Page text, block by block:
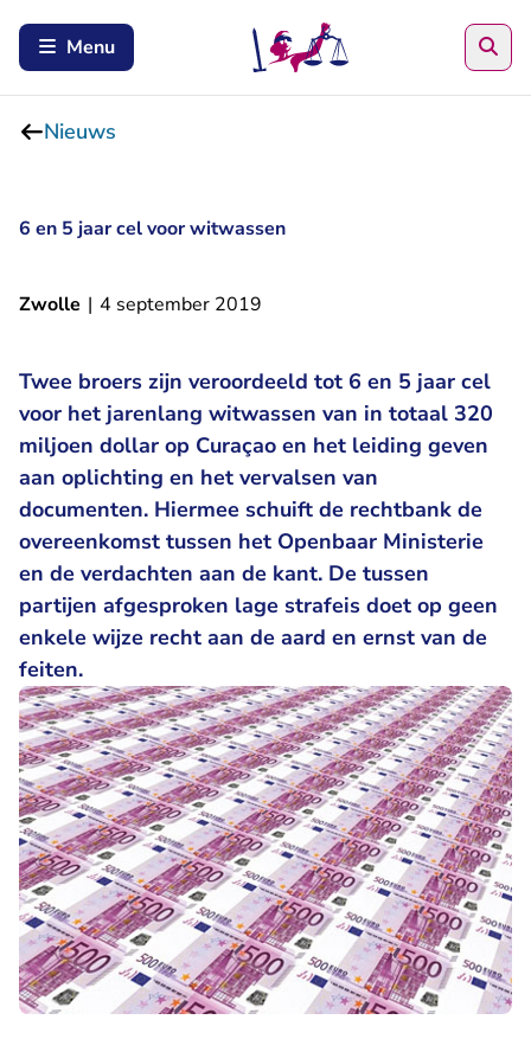
Menu
Nieuws
6 en 5 jaar cel voor witwassen
Zwolle | 4 september 2019
Twee broers zijn veroordeeld tot 6 en 5 jaar cel
voor het jarenlang witwassen van in totaal 320
miljoen dollar op Curaçao en het leiding geven
aan oplichting en het vervalsen van
documenten. Hiermee schuift de rechtbank de
overeenkomst tussen het Openbaar Ministerie
en de verdachten aan de kant. De tussen
partijen afgesproken lage strafeis doet op geen
enkele wijze recht aan de aard en ernst van de
feiten.